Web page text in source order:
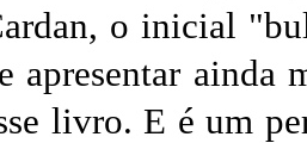
o inicial
apresentar ainda
livro. E é um